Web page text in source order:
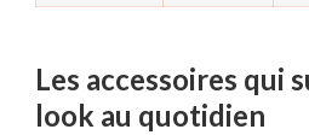
Les accessoires qui
look au quotidien